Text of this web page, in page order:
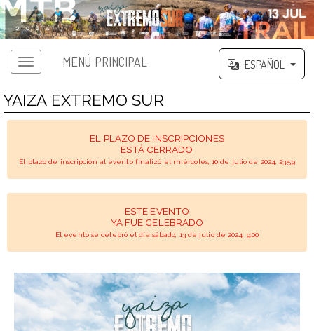
MENÚ PRINCIPAL ESPAÑOL
YAIZA EXTREMO SUR
EL PLAZO DE INSCRIPCIONES
ESTÁ CERRADO
El plazo de inscripción al evento finalizó el miércoles, 10 de julio de 2024, 23:59
ESTE EVENTO
YA FUE CELEBRADO
El evento se celebró el día sábado, 13 de julio de 2024, 9:00